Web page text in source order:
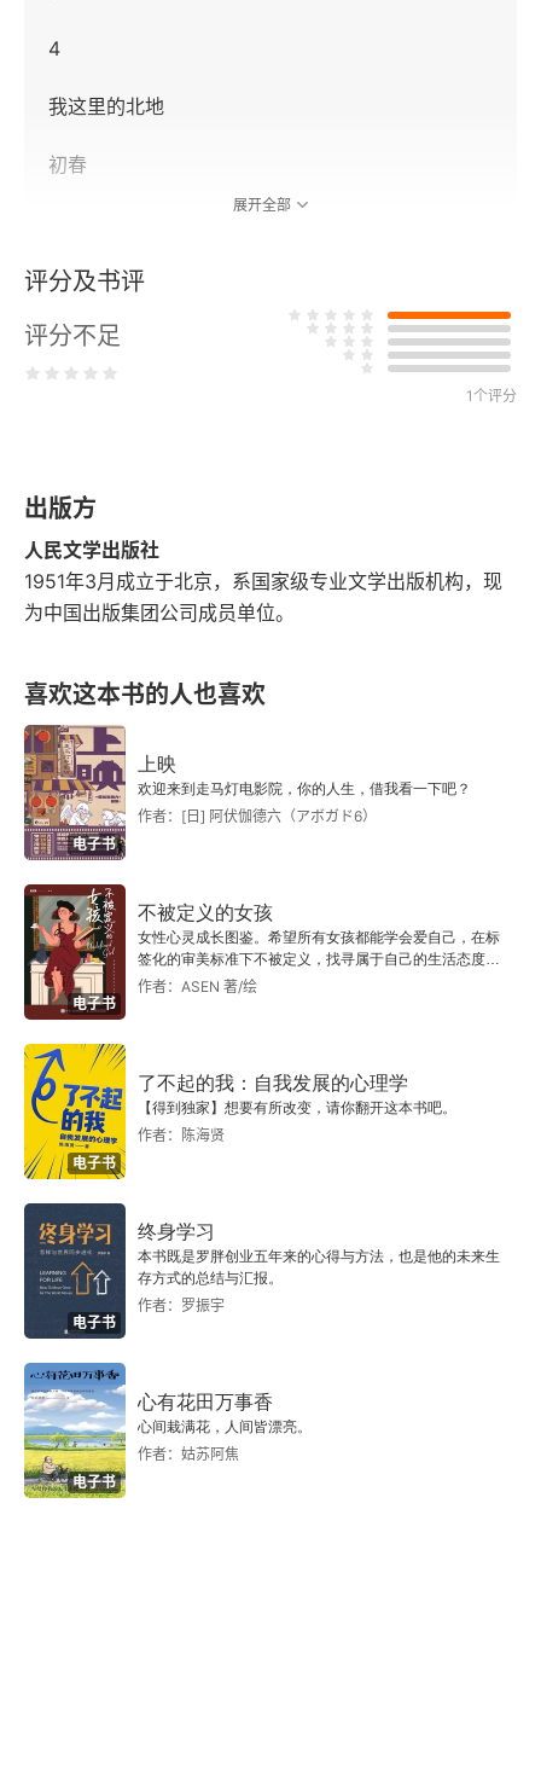
4
我这里的北地
初春
台地达子香
时光深处坚硬的存在
黄豆，黄豆
瑚布图河的隐喻
不在森林，就在大地
三道关记事
地下森林
辑二
父亲
1
2
4
药厂往事
那个沉默安静的人走了
爱说话的小姑娘乌仁塔娜
擦肩而过的往事
求职记
从春分到寒露
凝望或者倾听
展开全部
评分及书评
评分不足
1个评分
出版方
人民文学出版社
1951年3月成立于北京，系国家级专业文学出版机构，现
为中国出版集团公司成员单位。
喜欢这本书的人也喜欢
电子书
上映
欢迎来到走马灯电影院，你的人生，借我看一下吧？
作者：[日] 阿伏伽德六（アボガド6）
电子书
不被定义的女孩
女性心灵成长图鉴。希望所有女孩都能学会爱自己，在标
签化的审美标准下不被定义，找寻属于自己的生活态度与
生活方式。
作者：ASEN 著/绘
电子书
了不起的我：自我发展的心理学
【得到独家】想要有所改变，请你翻开这本书吧。
作者：陈海贤
电子书
终身学习
本书既是罗胖创业五年来的心得与方法，也是他的未来生
存方式的总结与汇报。
作者：罗振宇
电子书
心有花田万事香
心间栽满花，人间皆漂亮。
作者：姑苏阿焦